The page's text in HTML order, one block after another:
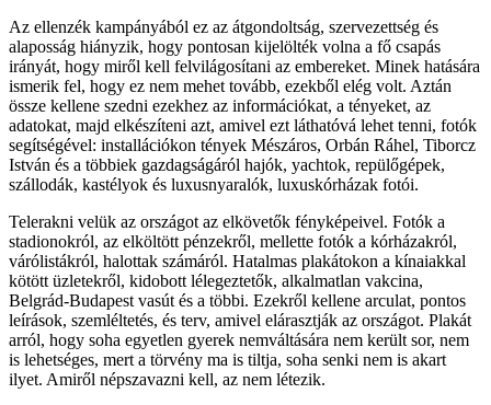
Az ellenzék kampányából ez az átgondoltság, szervezettség és
alaposság hiányzik, hogy pontosan kijelölték volna a fő csapás
irányát, hogy miről kell felvilágosítani az embereket. Minek hatására
ismerik fel, hogy ez nem mehet tovább, ezekből elég volt. Aztán
össze kellene szedni ezekhez az információkat, a tényeket, az
adatokat, majd elkészíteni azt, amivel ezt láthatóvá lehet tenni, fotók
segítségével: installációkon tények Mészáros, Orbán Ráhel, Tiborcz
István és a többiek gazdagságáról hajók, yachtok, repülőgépek,
szállodák, kastélyok és luxusnyaralók, luxuskórházak fotói.
Telerakni velük az országot az elkövetők fényképeivel. Fotók a
stadionokról, az elköltött pénzekről, mellette fotók a kórházakról,
várólistákról, halottak számáról. Hatalmas plakátokon a kínaiakkal
kötött üzletekről, kidobott lélegeztetők, alkalmatlan vakcina,
Belgrád-Budapest vasút és a többi. Ezekről kellene arculat, pontos
leírások, szemléltetés, és terv, amivel elárasztják az országot. Plakát
arról, hogy soha egyetlen gyerek nemváltására nem került sor, nem
is lehetséges, mert a törvény ma is tiltja, soha senki nem is akart
ilyet. Amiről népszavazni kell, az nem létezik.